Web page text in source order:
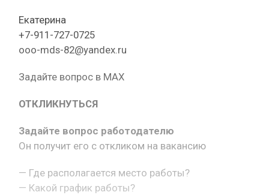
Екатерина
+7-911-727-0725
ooo-mds-82@yandex.ru
Задайте вопрос в MAX
ОТКЛИКНУТЬСЯ
Задайте вопрос работодателю
Он получит его с откликом на вакансию
— Где располагается место работы?
— Какой график работы?